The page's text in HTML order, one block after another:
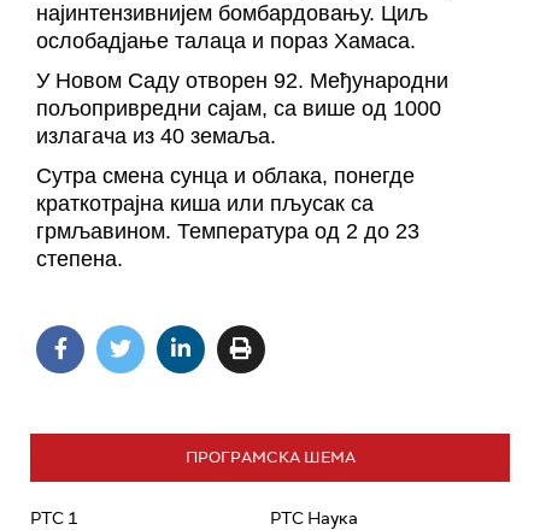
најинтензивнијем бомбардовању. Циљ
ослобадјање талаца и пораз Хамаса.
У Новом Саду отворен 92. Међународни
пољопривредни сајам, са више од 1000
излагача из 40 земаља.
Сутра смена сунца и облака, понегде
краткотрајна киша или пљусак са
грмљавином. Температура од 2 до 23
степена.
ПРОГРАМСКА ШЕМА
РТС 1 РТС Наука